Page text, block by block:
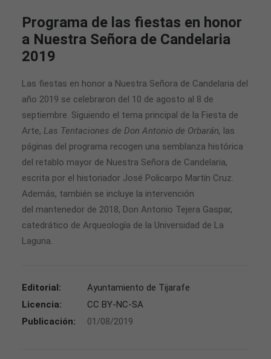
Programa de las fiestas en honor
a Nuestra Señora de Candelaria
2019
Las fiestas en honor a Nuestra Señora de Candelaria del
año 2019 se celebraron del 10 de agosto al 8 de
septiembre. Siguiendo el tema principal de la Fiesta de
Arte, Las Tentaciones de Don Antonio de Orbarán, las
páginas del programa recogen una semblanza histórica
del retablo mayor de Nuestra Señora de Candelaria,
escrita por el historiador José Policarpo Martín Cruz.
Además, también se incluye la intervención
del mantenedor de 2018, Don Antonio Tejera Gaspar,
catedrático de Arqueología de la Universidad de La
Laguna.
Editorial:
Ayuntamiento de Tijarafe
Licencia:
CC BY-NC-SA
Publicación:
01/08/2019